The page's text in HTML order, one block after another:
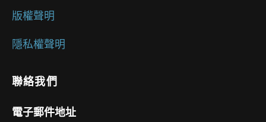
版權聲明
隱私權聲明
聯絡我們
電子郵件地址